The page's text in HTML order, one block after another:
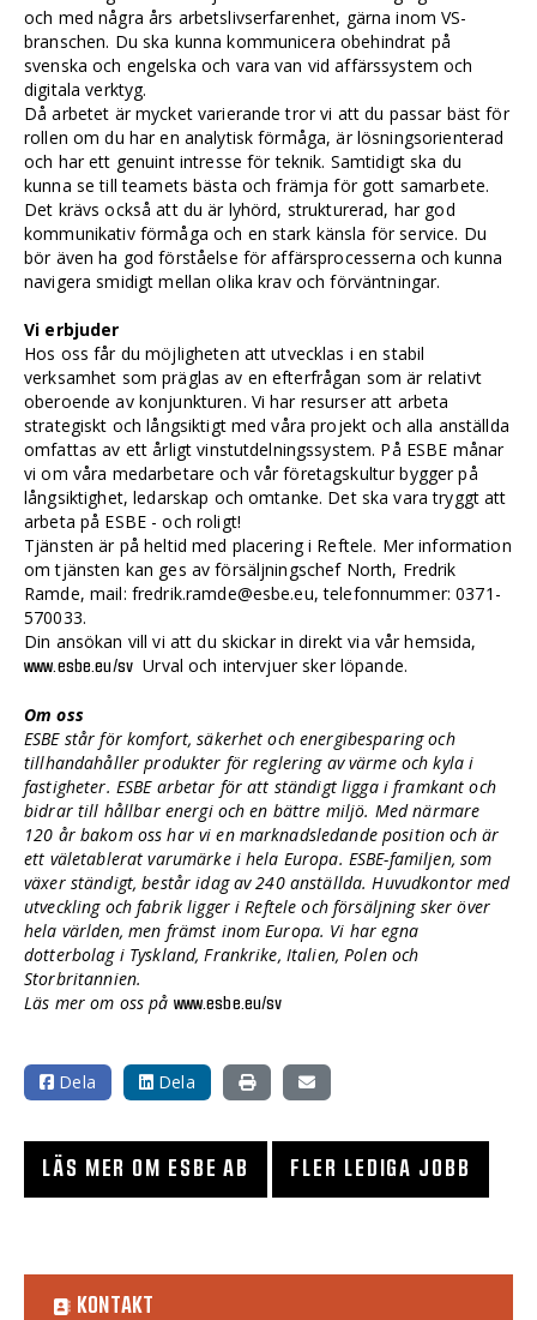
och med några års arbetslivserfarenhet, gärna inom VS-
branschen. Du ska kunna kommunicera obehindrat på
svenska och engelska och vara van vid affärssystem och
digitala verktyg.
Då arbetet är mycket varierande tror vi att du passar bäst för
rollen om du har en analytisk förmåga, är lösningsorienterad
och har ett genuint intresse för teknik. Samtidigt ska du
kunna se till teamets bästa och främja för gott samarbete.
Det krävs också att du är lyhörd, strukturerad, har god
kommunikativ förmåga och en stark känsla för service. Du
bör även ha god förståelse för affärsprocesserna och kunna
navigera smidigt mellan olika krav och förväntningar.
Vi erbjuder
Hos oss får du möjligheten att utvecklas i en stabil
verksamhet som präglas av en efterfrågan som är relativt
oberoende av konjunkturen. Vi har resurser att arbeta
strategiskt och långsiktigt med våra projekt och alla anställda
omfattas av ett årligt vinstutdelningssystem. På ESBE månar
vi om våra medarbetare och vår företagskultur bygger på
långsiktighet, ledarskap och omtanke. Det ska vara tryggt att
arbeta på ESBE - och roligt!
Tjänsten är på heltid med placering i Reftele. Mer information
om tjänsten kan ges av försäljningschef North, Fredrik
Ramde, mail: fredrik.ramde@esbe.eu, telefonnummer: 0371-
570033.
Din ansökan vill vi att du skickar in direkt via vår hemsida,
www.esbe.eu/svUrval och intervjuer sker löpande.
Om oss
ESBE står för komfort, säkerhet och energibesparing och
tillhandahåller produkter för reglering av värme och kyla i
fastigheter. ESBE arbetar för att ständigt ligga i framkant och
bidrar till hållbar energi och en bättre miljö. Med närmare
120 år bakom oss har vi en marknadsledande position och är
ett väletablerat varumärke i hela Europa. ESBE-familjen, som
växer ständigt, består idag av 240 anställda. Huvudkontor med
utveckling och fabrik ligger i Reftele och försäljning sker över
hela världen, men främst inom Europa. Vi har egna
dotterbolag i Tyskland, Frankrike, Italien, Polen och
Storbritannien.
Läs mer om oss på www.esbe.eu/sv
Dela Dela
LÄS MER OM ESBE AB FLER LEDIGA JOBB
KONTAKT